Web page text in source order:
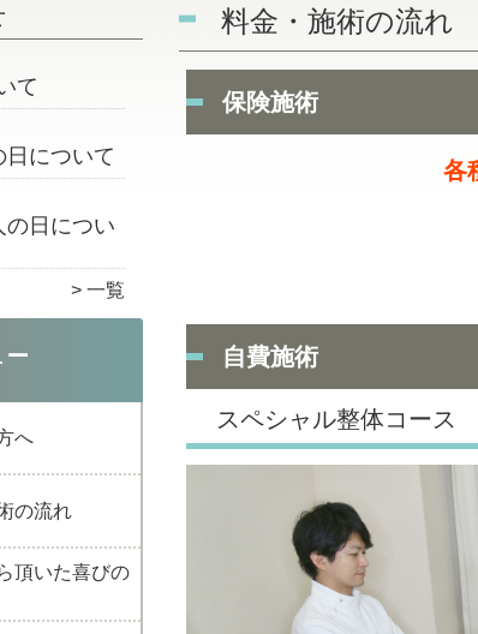
て
日について
の日につい
一覧
へ
の流れ
頂いた喜びの
料金・施術の流れ
保険施術
各
自費施術
スペシャル整体コース